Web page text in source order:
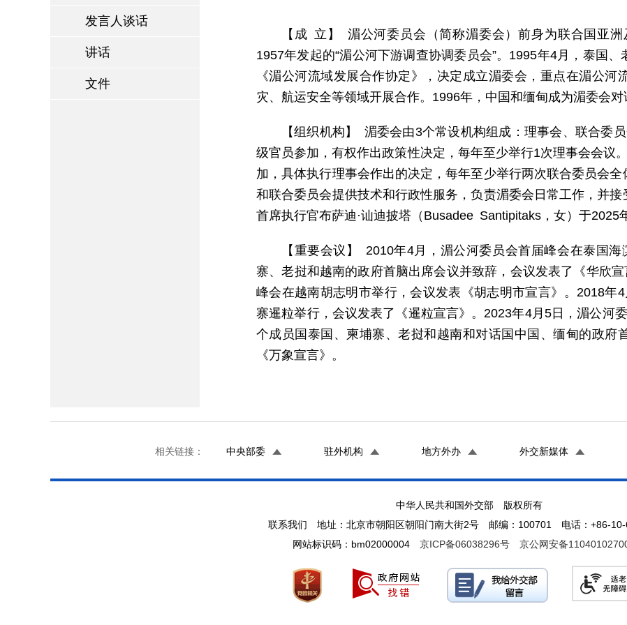
发言人谈话
讲话
文件
【成 立】 湄公河委员会（简称湄委会）前身为联合国亚
1957年发起的“湄公河下游调查协调委员会”。1995年4月，泰国
《湄公河流域发展合作协定》，决定成立湄委会，重点在湄公
灾、航运安全等领域开展合作。1996年，中国和缅甸成为湄委会对
【组织机构】 湄委会由3个常设机构组成：理事会、联合委
级官员参加，有权作出政策性决定，每年至少举行1次理事会会议
加，具体执行理事会作出的决定，每年至少举行两次联合委员会
和联合委员会提供技术和行政性服务，负责湄委会日常工作，并
首席执行官布萨迪·讪迪披塔（Busadee Santipitaks，女）于2025
【重要会议】 2010年4月，湄公河委员会首届峰会在泰国
寨、老挝和越南的政府首脑出席会议并致辞，会议发表了《华欣
峰会在越南胡志明市举行，会议发表《胡志明市宣言》。2018年
寨暹粒举行，会议发表了《暹粒宣言》。2023年4月5日，湄公河
个成员国泰国、柬埔寨、老挝和越南和对话国中国、缅甸的政府
《万象宣言》。
相关链接： 中央部委 驻外机构 地方外办 外交新媒体
中华人民共和国外交部 版权所有
联系我们 地址：北京市朝阳区朝阳门南大街2号 邮编：100701 电话：+86-10-
网站标识码：bm02000004 京ICP备06038296号 京公网安备